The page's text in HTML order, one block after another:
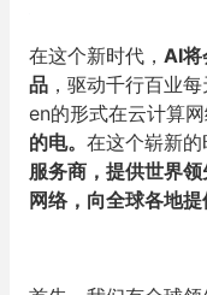
在这个新时代， AI将
品 ，驱动千行百业
en的形式在云计算网
的电。 在这个崭新的
服务商，提供世界
网络，向全球各地